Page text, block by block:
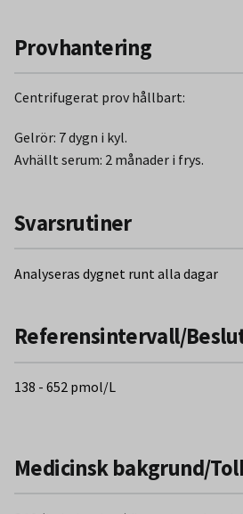
Provhantering
Centrifugerat prov hållbart:
Gelrör: 7 dygn i kyl.
Avhällt serum: 2 månader i frys.
Svarsrutiner
Analyseras dygnet runt alla dagar
Referensintervall/
138 - 652 pmol/L
Medicinsk bakgrund/